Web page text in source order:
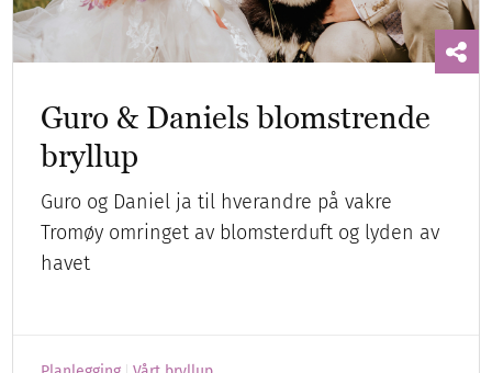
Guro & Daniels blomstrende
bryllup
Guro og Daniel ja til hverandre på vakre
Tromøy omringet av blomsterduft og lyden av
havet